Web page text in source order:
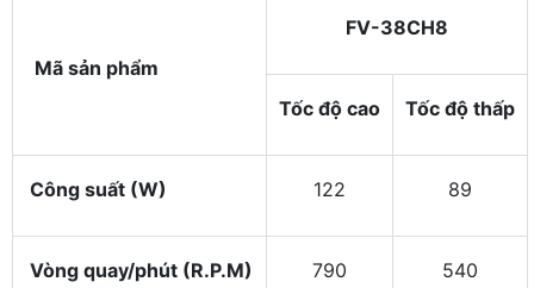
Mã sản phẩm
FV-38CH8
Tốc độ cao Tốc độ thấp
Công suất (W) 122 89
Vòng quay/phút (R.P.M) 790 540